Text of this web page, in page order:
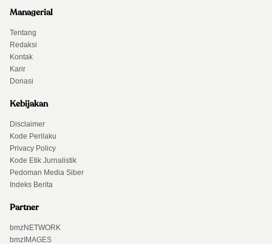
Managerial
Tentang
Redaksi
Kontak
Karir
Donasi
Kebijakan
Disclaimer
Kode Perilaku
Privacy Policy
Kode Etik Jurnalistik
Pedoman Media Siber
Indeks Berita
Partner
bmzNETWORK
bmzIMAGES